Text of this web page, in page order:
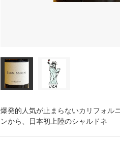
爆発的人気が止まらないカリフォル
ンから、日本初上陸のシャルドネ